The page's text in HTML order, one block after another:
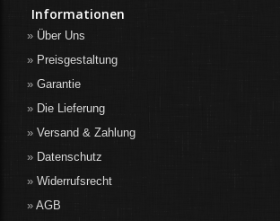
Informationen
Über Uns
Preisgestaltung
Garantie
Die Lieferung
Versand & Zahlung
Datenschutz
Widerrufsrecht
AGB